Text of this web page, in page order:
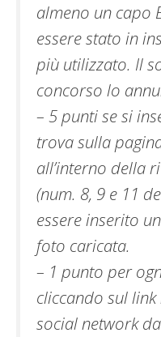
almeno un capo
essere stato in
più utilizzato. Il
concorso lo
– 5 punti se si
trova sulla
all’interno della
(num. 8, 9 e 11
essere inserito
foto caricata.
– 1 punto per
cliccando sul
social network